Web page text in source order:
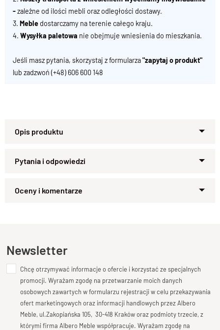
-zależne od ilości mebli oraz odległości dostawy.
3. Meble dostarczamy na terenie całego kraju.
4. Wysyłka paletowa nie obejmuje wniesienia do mieszkania.
Jeśli masz pytania, skorzystaj z formularza"zapytaj o produkt"
lub zadzwoń (+48) 606 600 148
Materiał
Wykończenie
Długość
90-180 cm
Wysokość
6 cm
Głębokość
20-30 cm
Zapytaj o produkt
Dodaj opinię o produkcie
Twoja ocena
Bardzo dobry
Twoja opinia o produkcie
Newsletter
Chcę otrzymywać informacje o ofercie i korzystać ze specjalnych
promocji. Wyrażam zgodę na przetwarzanie moich danych
osobowych zawartych w formularzu rejestracji w celu przekazywania
ofert marketingowych oraz informacji handlowych przez Albero
Meble, ul.Zakopiańska 105, 30-418 Kraków oraz podmioty trzecie, z
którymi firma Albero Meble współpracuje. Wyrażam zgodę na